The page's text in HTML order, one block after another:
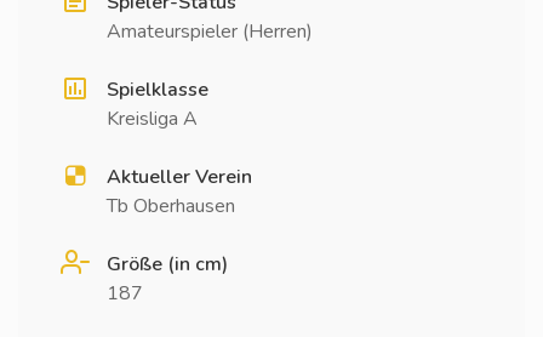
Amateurspieler (Herren)
Spielklasse
Kreisliga A
Aktueller Verein
Tb Oberhausen
Größe (in cm)
187